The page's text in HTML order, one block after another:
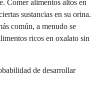
Comer alimentos altos en
sustancias en su orina.
común, a menudo se
ricos en oxalato sin
de desarrollar